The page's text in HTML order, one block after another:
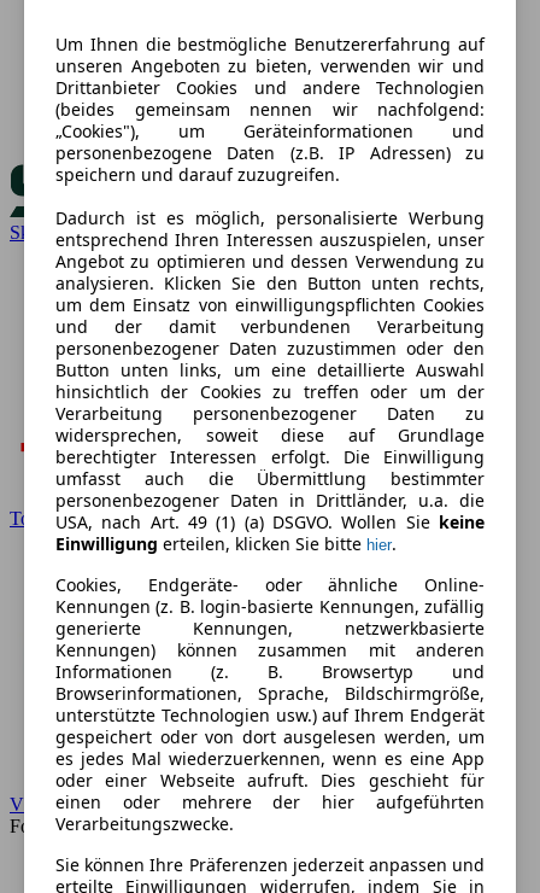
Skoda
Toyota
VW
Forum
Um Ihnen die bestmögliche Benutzererfahrung auf
unseren Angeboten zu bieten, verwenden wir und
Drittanbieter Cookies und andere Technologien
(beides gemeinsam nennen wir nachfolgend:
„Cookies"), um Geräteinformationen und
personenbezogene Daten (z.B. IP Adressen) zu
speichern und darauf zuzugreifen.
Dadurch ist es möglich, personalisierte Werbung
entsprechend Ihren Interessen auszuspielen, unser
Angebot zu optimieren und dessen Verwendung zu
analysieren. Klicken Sie den Button unten rechts,
um dem Einsatz von einwilligungspflichten Cookies
und der damit verbundenen Verarbeitung
personenbezogener Daten zuzustimmen oder den
Button unten links, um eine detaillierte Auswahl
hinsichtlich der Cookies zu treffen oder um der
Verarbeitung personenbezogener Daten zu
widersprechen, soweit diese auf Grundlage
berechtigter Interessen erfolgt. Die Einwilligung
umfasst auch die Übermittlung bestimmter
personenbezogener Daten in Drittländer, u.a. die
USA, nach Art. 49 (1) (a) DSGVO. Wollen Sie keine
Einwilligung erteilen, klicken Sie bitte hier.
Cookies, Endgeräte- oder ähnliche Online-
Kennungen (z. B. login-basierte Kennungen, zufällig
generierte Kennungen, netzwerkbasierte
Kennungen) können zusammen mit anderen
Informationen (z. B. Browsertyp und
Browserinformationen, Sprache, Bildschirmgröße,
unterstützte Technologien usw.) auf Ihrem Endgerät
gespeichert oder von dort ausgelesen werden, um
es jedes Mal wiederzuerkennen, wenn es eine App
oder einer Webseite aufruft. Dies geschieht für
einen oder mehrere der hier aufgeführten
Verarbeitungszwecke.
Sie können Ihre Präferenzen jederzeit anpassen und
erteilte Einwilligungen widerrufen, indem Sie in